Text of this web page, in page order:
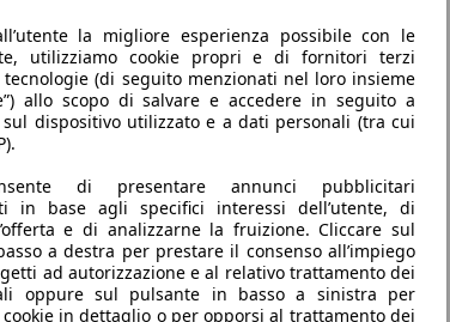
la migliore esperienza possibile con le
utilizziamo cookie propri e di fornitori terzi
(di seguito menzionati nel loro insieme
allo scopo di salvare e accedere in seguito a
dispositivo utilizzato e a dati personali (tra cui
di presentare annunci pubblicitari
in base agli specifici interessi dell’utente, di
e di analizzarne la fruizione. Cliccare sul
a destra per prestare il consenso all’impiego
ad autorizzazione e al relativo trattamento dei
oppure sul pulsante in basso a sinistra per
in dettaglio o per opporsi al trattamento dei